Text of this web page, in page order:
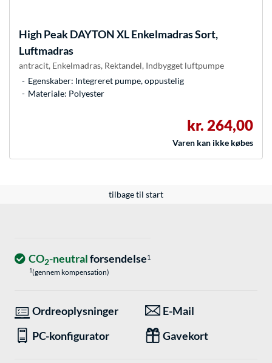
High PeakDAYTON XL Enkelmadras Sort,
Luftmadras
antracit, Enkelmadras, Rektandel, Indbygget luftpumpe
Egenskaber: Integreret pumpe, oppustelig
Materiale: Polyester
kr. 264,00
Varen kan ikke købes
tilbage til start
CO2-neutralforsendelse1
1(gennem kompensation)
Ordreoplysninger
E-Mail
PC-konfigurator
Gavekort